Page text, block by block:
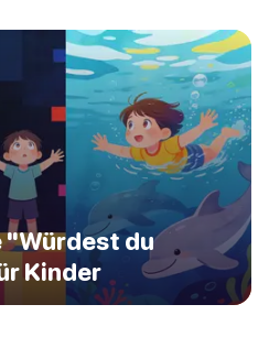
"Würdest du
Kinder